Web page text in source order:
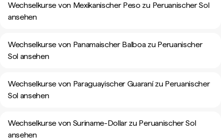
Wechselkurse von Mexikanischer Peso zu Peruanischer Sol
ansehen
Wechselkurse von Panamaischer Balboa zu Peruanischer
Sol ansehen
Wechselkurse von Paraguayischer Guaraní zu Peruanischer
Sol ansehen
Wechselkurse von Suriname-Dollar zu Peruanischer Sol
ansehen